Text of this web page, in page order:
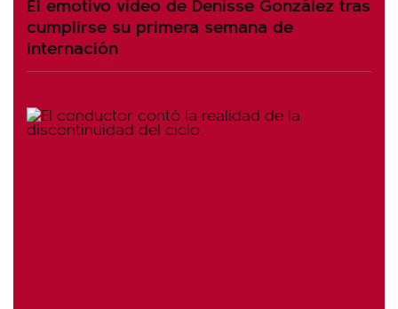
cumplirse su primera semana de
internación